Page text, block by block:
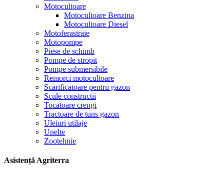
Motocultoare
Motocultoare Benzina
Motocultoare Diesel
Motoferastraie
Motopompe
Piese de schimb
Pompe de stropit
Pompe submersibile
Remorci motocultoare
Scarificatoare pentru gazon
Scule constructii
Tocatoare crengi
Tractoare de tuns gazon
Uleiuri utilaje
Unelte
Zootehnie
Asistență Agriterra